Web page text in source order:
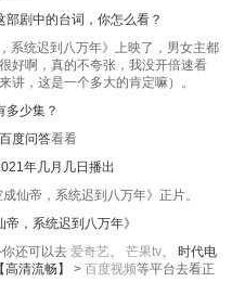
部剧中的台词，你怎么看？
系统迟到八万年》上映了，男女主都
好啊，真的不夸张，我没开倍速看
讲，这是一个多大的肯定嘛）。
多少集？
百度问答看看
年几月几日播出
仙帝，系统迟到八万年》正片。
，系统迟到八万年》
还可以去 爱奇艺、 芒果tv、 时代电
清流畅】 > 百度视频等平台去看正